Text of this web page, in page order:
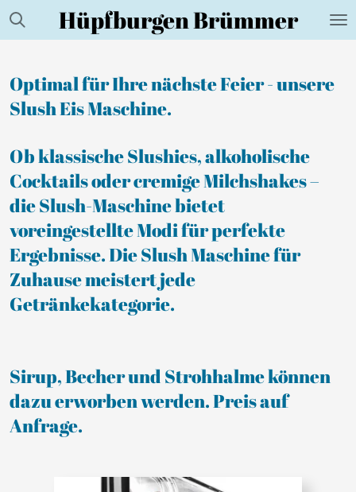
Zum
Hauptinhalt
Hüpfburgen Brümmer
Optimal für Ihre nächste Feier - unsere
Slush Eis Maschine.
Ob klassische Slushies, alkoholische
Cocktails oder cremige Milchshakes –
die Slush-Maschine bietet
voreingestellte Modi für perfekte
Ergebnisse. Die Slush Maschine für
Zuhause meistert jede
Getränkekategorie.
Sirup, Becher und Strohhalme können
dazu erworben werden. Preis auf
Anfrage.